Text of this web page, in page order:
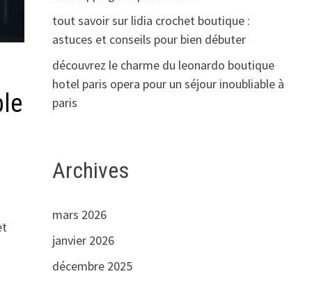
tout savoir sur lidia crochet boutique :
astuces et conseils pour bien débuter
découvrez le charme du leonardo boutique
hotel paris opera pour un séjour inoubliable à
paris
Archives
mars 2026
janvier 2026
décembre 2025